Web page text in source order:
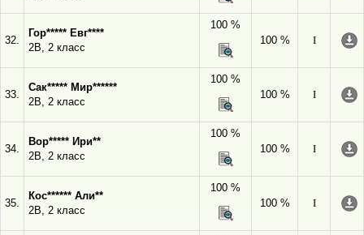
32.
Гор***** Евг****
2В, 2 класс
100 %
100 %
I
33.
Сак***** Мир******
2В, 2 класс
100 %
100 %
I
34.
Вор***** Ири**
2В, 2 класс
100 %
100 %
I
35.
Кос****** Али**
2В, 2 класс
100 %
100 %
I